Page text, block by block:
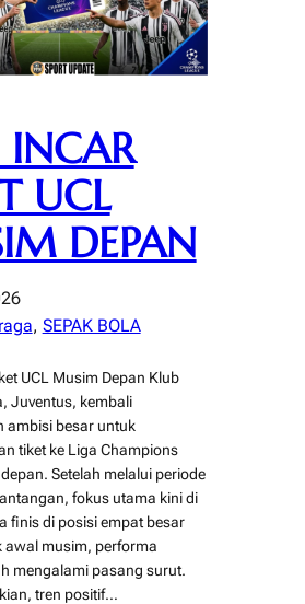
INCAR
UCL
DEPAN
, SEPAK BOLA
UCL Musim Depan Klub
Juventus, kembali
ambisi besar untuk
tiket ke Liga Champions
Setelah melalui periode
fokus utama kini di
finis di posisi empat besar
awal musim, performa
mengalami pasang surut.
tren positif…